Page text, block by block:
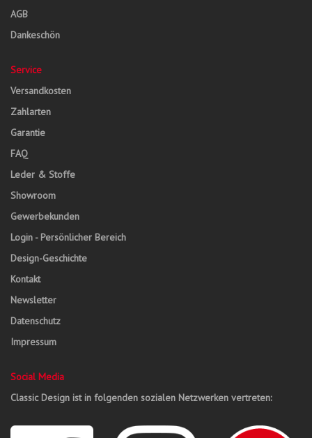
AGB
Dankeschön
Service
Versandkosten
Zahlarten
Garantie
FAQ
Leder & Stoffe
Showroom
Gewerbekunden
Login - Persönlicher Bereich
Design-Geschichte
Kontakt
Newsletter
Datenschutz
Impressum
Social Media
Classic Design ist in folgenden sozialen Netzwerken vertreten: